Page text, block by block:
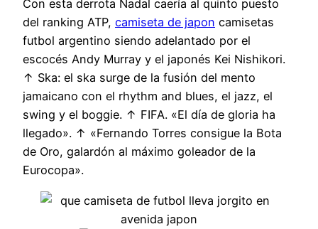
Con esta derrota Nadal caería al quinto puesto
del ranking ATP, camiseta de japon camisetas
futbol argentino siendo adelantado por el
escocés Andy Murray y el japonés Kei Nishikori.
↑ Ska: el ska surge de la fusión del mento
jamaicano con el rhythm and blues, el jazz, el
swing y el boggie. ↑ FIFA. «El día de gloria ha
llegado». ↑ «Fernando Torres consigue la Bota
de Oro, galardón al máximo goleador de la
Eurocopa».